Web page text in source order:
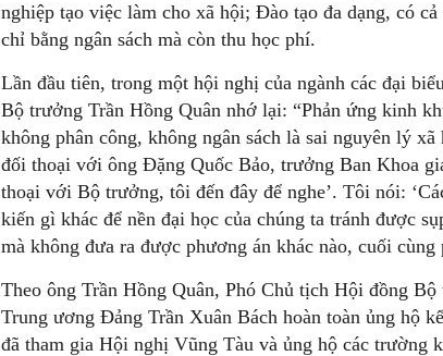
nghiệp tạo việc làm cho xã hội; Đào tạo đa dạng, có
chỉ bằng ngân sách mà còn thu học phí.
Lần đầu tiên, trong một hội nghị của ngành các đại
Bộ trưởng Trần Hồng Quân nhớ lại: “Phản ứng kinh
không phân công, không ngân sách là sai nguyên lý
đối thoại với ông Đặng Quốc Bảo, trưởng Ban Khoa
thoại với Bộ trưởng, tôi đến đây để nghe’. Tôi nói:
kiến gì khác để nền đại học của chúng ta tránh được
mà không đưa ra được phương án khác nào, cuối cùng
Theo ông Trần Hồng Quân, Phó Chủ tịch Hội đồng
Trung ương Đảng Trần Xuân Bách hoàn toàn ủng hộ
đã tham gia Hội nghị Vũng Tàu và ủng hộ các trường